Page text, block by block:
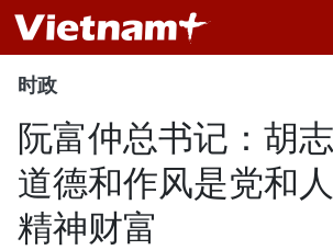
时政
阮富仲总书记：胡志
道德和作风是党和
精神财富